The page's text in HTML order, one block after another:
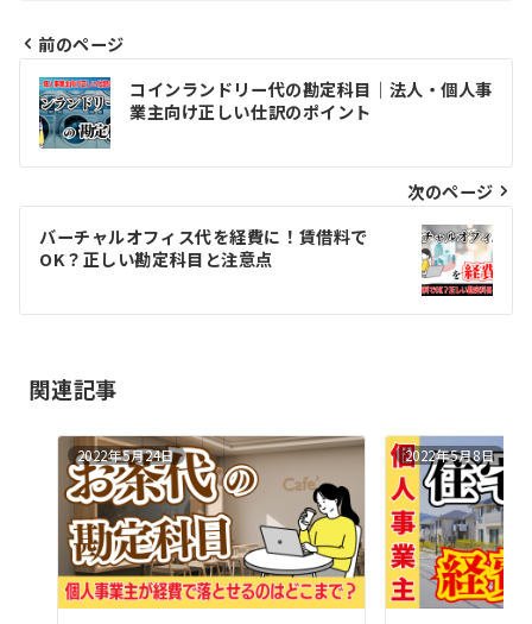
投
稿
ナ
ビ
ゲ
ー
シ
ン
前のページ
コインランドリー代の勘定科目｜法人・個人事
業主向け正しい仕訳のポイント
次のページ
バーチャルオフィス代を経費に！賃借料で
OK？正しい勘定科目と注意点
関連記事
2022年5月24日 2022年5月8日